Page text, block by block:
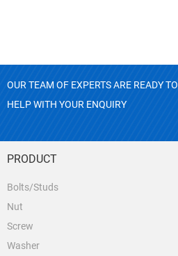
OUR TEAM OF EXPERTS ARE READY TO
HELP WITH YOUR ENQUIRY
PRODUCT
Bolts/Studs
Nut
Screw
Washer